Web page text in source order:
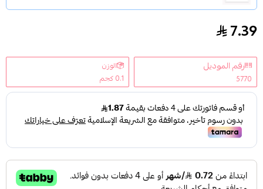
ريكسونا مزيل عرق رول اون لايم كول للرجال - 45 مل
7.39
رقم الموديل
5770
الوزن
0.1 كجم